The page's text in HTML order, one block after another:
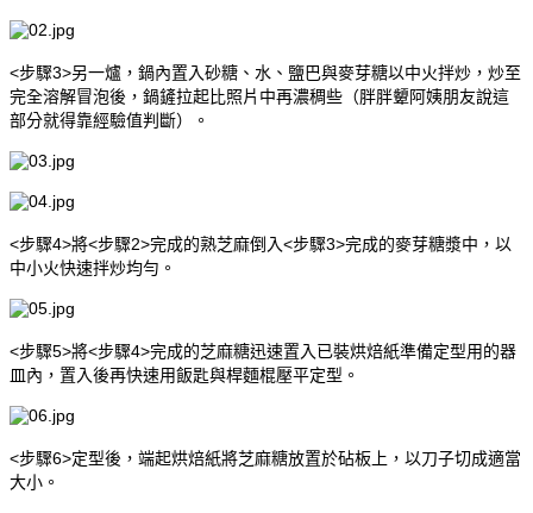
<步驟3>另一爐，鍋內置入砂糖、水、鹽巴與麥芽糖以中火拌炒，炒至
完全溶解冒泡後，鍋鏟拉起比照片中再濃稠些（胖胖顰阿姨朋友說這
部分就得靠經驗值判斷）。
<步驟4>將<步驟2>完成的熟芝麻倒入<步驟3>完成的麥芽糖漿中，以
中小火快速拌炒均勻。
<步驟5>將<步驟4>完成的芝麻糖迅速置入已裝烘焙紙準備定型用的器
皿內，置入後再快速用飯匙與桿麵棍壓平定型。
<步驟6>定型後，端起烘焙紙將芝麻糖放置於砧板上，以刀子切成適當
大小。